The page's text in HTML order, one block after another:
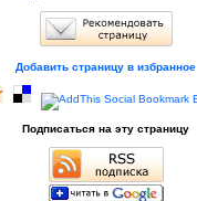
Добавить страницу в избранное
Подписаться на эту страницу